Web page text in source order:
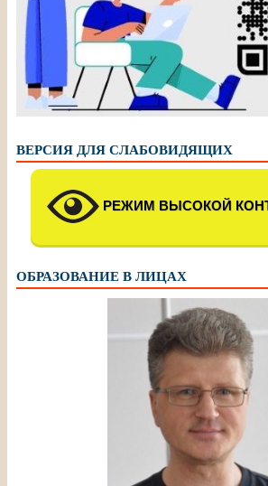
ВЕРСИЯ ДЛЯ СЛАБОВИДЯЩИХ
РЕЖИМ ВЫСОКОЙ
ОБРАЗОВАНИЕ В ЛИЦАХ